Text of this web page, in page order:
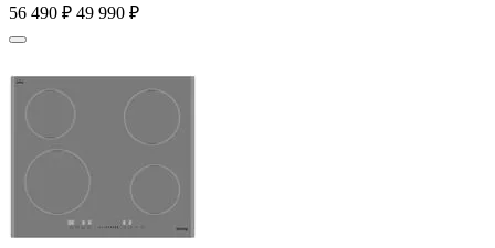
56 490 ₽ 49 990 ₽